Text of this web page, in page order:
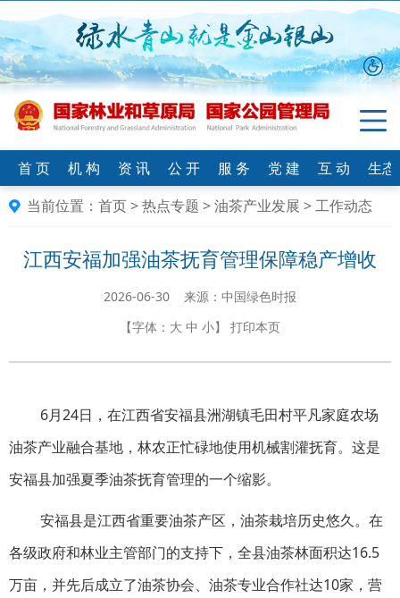
首 页 机 构 资 讯 公 开 服 务 党 建 互 动
生
当前位置： 首页>热点专题 >油茶产业发展 >工作动态
江西安福加强油茶抚育管理保障稳产增收
2026-06-30 来源：中国绿色时报
【字体： 大 中 小】 打印本页
6月24日，在江西省安福县洲湖镇毛田村平凡家庭农场
油茶产业融合基地，林农正忙碌地使用机械割灌抚育。这是
安福县加强夏季油茶抚育管理的一个缩影。
安福县是江西省重要油茶产区，油茶栽培历史悠久。在
各级政府和林业主管部门的支持下，全县油茶林面积达16.5
万亩，并先后成立了油茶协会、油茶专业合作社达10家，营